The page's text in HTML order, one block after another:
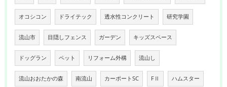
オコシコン ドライテック 透水性コンクリート 研究学園
流山市 目隠しフェンス ガーデン キッズスペース
ドッグラン ペット リフォーム外構 流山し
流山おおたかの森 南流山 カーポートSC FⅡ ハムスター